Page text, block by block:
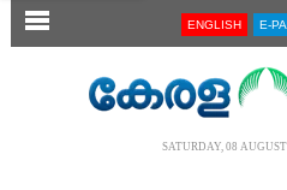
SECTIONS ENGLISH E-
SATURDAY, 08